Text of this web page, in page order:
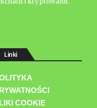
Linki
COOKIE